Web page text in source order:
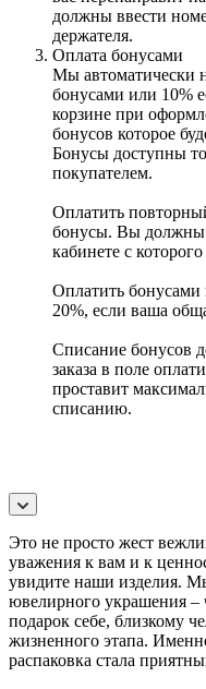
должны ввести
держателя.
Оплата бонусами
Мы автоматически
бонусами или 10%
корзине при
бонусов которое
Бонусы доступны
покупателем.
Оплатить
бонусы. Вы должны
кабинете с
Оплатить
20%, если ваша
Списание бонусов
заказа в поле
проставит
списанию.
Это не просто жест
уважения к вам и к
увидите наши изделия.
ювелирного украшения –
подарок себе, близкому
жизненного этапа.
распаковка стала